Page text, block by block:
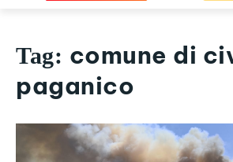
Tag: comune di
paganico